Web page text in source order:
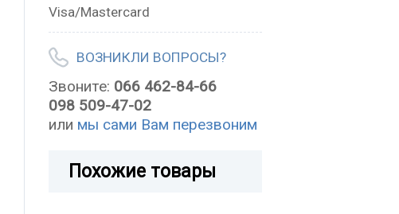
Visa/Mastercard
ВОЗНИКЛИ ВОПРОСЫ?
Звоните: 066 462-84-66
098 509-47-02
или мы сами Вам перезвоним
Похожие товары